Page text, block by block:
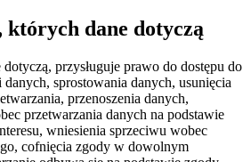
których dane dotyczą
przysługuje prawo do dostępu do
sprostowania danych, usunięcia
przenoszenia danych,
przetwarzania danych na podstawie
wniesienia sprzeciwu wobec
cofnięcia zgody w dowolnym